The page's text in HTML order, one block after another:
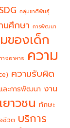
SDG กลุ่มชาติพันธุ์
ศึกษา การพัฒนา
ของเด็ก
งอาหาร ความ
ความรับผิด
ละการพัฒนา งาน
าวชน ทักษะ
ชีวิต บริการ